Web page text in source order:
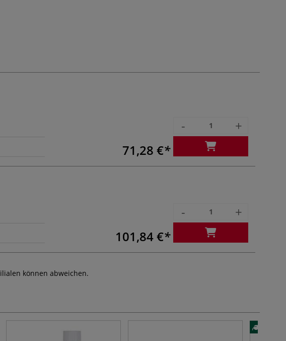
71,28 €
- +
101,84 €
- +
können abweichen.